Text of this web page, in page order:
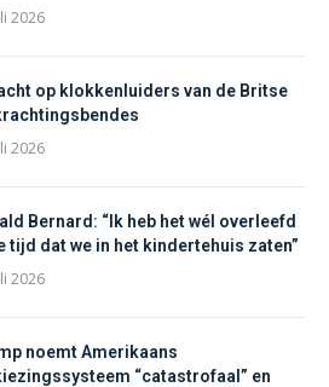
2026
op klokkenluiders van de Britse
2026
Bernard: “Ik heb het wél overleefd
tijd dat we in het kindertehuis zaten”
2026
noemt Amerikaans
“catastrofaal” en